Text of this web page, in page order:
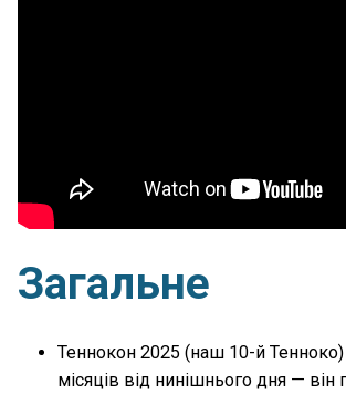
Загальне
Теннокон 2025 (наш 10-й Тенноко)
місяців від нинішнього дня —